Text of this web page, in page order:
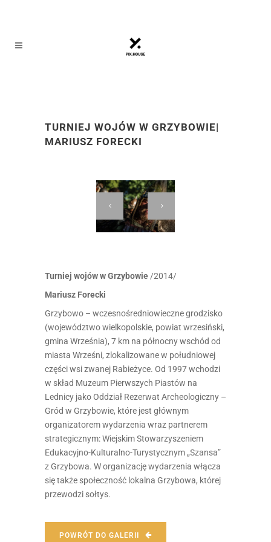
TURNIEJ WOJÓW W GRZYBOWIE|
MARIUSZ FORECKI
Turniej wojów w Grzybowie /2014/
Mariusz Forecki
Grzybowo – wczesnośredniowieczne grodzisko
(województwo wielkopolskie, powiat wrzesiński,
gmina Września), 7 km na północny wschód od
miasta Wrześni, zlokalizowane w południowej
części wsi zwanej Rabieżyce. Od 1997 wchodzi
w skład Muzeum Pierwszych Piastów na
Lednicy jako Oddział Rezerwat Archeologiczny –
Gród w Grzybowie, które jest głównym
organizatorem wydarzenia wraz partnerem
strategicznym: Wiejskim Stowarzyszeniem
Edukacyjno-Kulturalno-Turystycznym „Szansa”
z Grzybowa. W organizację wydarzenia włącza
się także społeczność lokalna Grzybowa, której
przewodzi sołtys.
POWRÓT DO GALERII